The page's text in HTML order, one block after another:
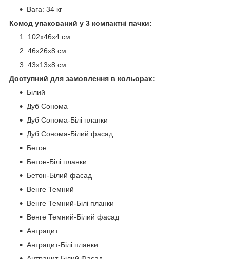
Вага: 34 кг
Комод упакований у 3 компактні пачки:
102х46х4 см
46х26х8 см
43х13х8 см
Доступний для замовлення в кольорах:
Білий
Дуб Сонома
Дуб Сонома-Білі планки
Дуб Сонома-Білий фасад
Бетон
Бетон-Білі планки
Бетон-Білий фасад
Венге Темний
Венге Темний-Білі планки
Венге Темний-Білий фасад
Антрацит
Антрацит-Білі планки